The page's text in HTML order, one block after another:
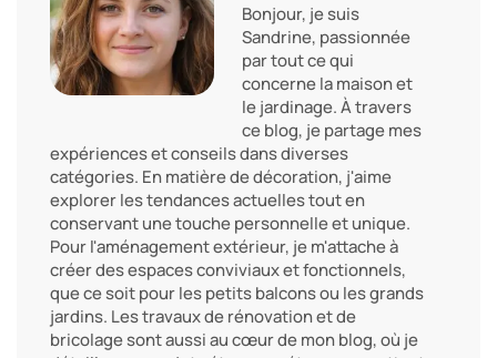
Bonjour, je suis
Sandrine, passionnée
par tout ce qui
concerne la maison et
le jardinage. À travers
ce blog, je partage mes
expériences et conseils dans diverses
catégories. En matière de décoration, j'aime
explorer les tendances actuelles tout en
conservant une touche personnelle et unique.
Pour l'aménagement extérieur, je m'attache à
créer des espaces conviviaux et fonctionnels,
que ce soit pour les petits balcons ou les grands
jardins. Les travaux de rénovation et de
bricolage sont aussi au cœur de mon blog, où je